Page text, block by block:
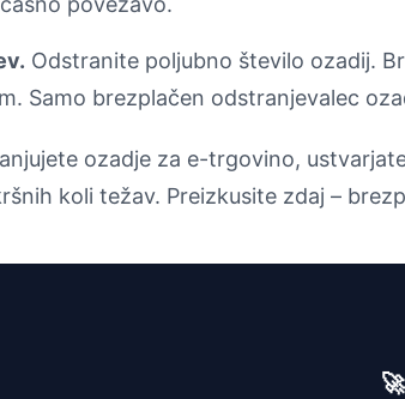
Odstranite poljubno število ozadij.
Samo brezplačen odstranjevalec
ozadje za e-trgovino,
koli težav. Preizkusite zdaj –